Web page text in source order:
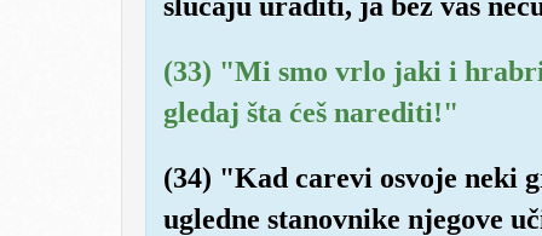
(33) "Mi smo vrlo jaki i
gledaj šta ćeš narediti!"
(34) "Kad carevi osvoje neki
ugledne stanovnike njegove